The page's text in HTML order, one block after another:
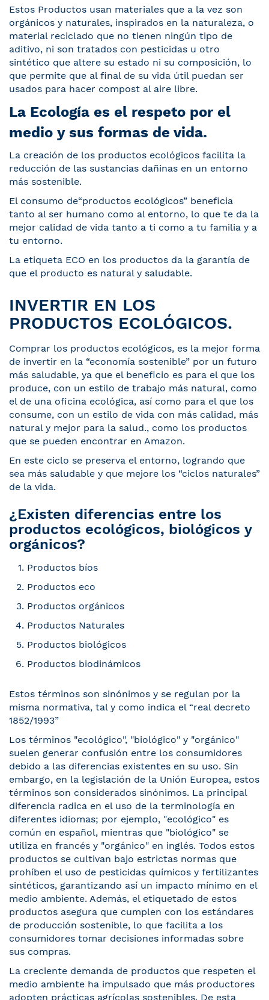
Estos Productos usan materiales que a la vez son
orgánicos y naturales, inspirados en la naturaleza, o
material reciclado que no tienen ningún tipo de
aditivo, ni son tratados con pesticidas u otro
sintético que altere su estado ni su composición, lo
que permite que al final de su vida útil puedan ser
usados para hacer compost al aire libre.
La Ecología es el respeto por el
medio y sus formas de vida.
La creación de los productos ecológicos facilita la
reducción de las sustancias dañinas en un entorno
más sostenible.
El consumo de“productos ecológicos” beneficia
tanto al ser humano como al entorno, lo que te da la
mejor calidad de vida tanto a ti como a tu familia y a
tu entorno.
La etiqueta ECO en los productos da la garantía de
que el producto es natural y saludable.
INVERTIR EN LOS
PRODUCTOS ECOLÓGICOS.
Comprar los productos ecológicos, es la mejor forma
de invertir en la “economía sostenible” por un futuro
más saludable, ya que el beneficio es para el que los
produce, con un estilo de trabajo más natural, como
el de una oficina ecológica, así como para el que los
consume, con un estilo de vida con más calidad, más
natural y mejor para la salud., como los productos
que se pueden encontrar en Amazon.
En este ciclo se preserva el entorno, logrando que
sea más saludable y que mejore los “ciclos naturales”
de la vida.
¿Existen diferencias entre los
productos ecológicos, biológicos y
orgánicos?
Productos bíos
Productos eco
Productos orgánicos
Productos Naturales
Productos biológicos
Productos biodinámicos
Estos términos son sinónimos y se regulan por la
misma normativa, tal y como indica el “real decreto
1852/1993”
Los términos "ecológico", "biológico" y "orgánico"
suelen generar confusión entre los consumidores
debido a las diferencias existentes en su uso. Sin
embargo, en la legislación de la Unión Europea, estos
términos son considerados sinónimos. La principal
diferencia radica en el uso de la terminología en
diferentes idiomas; por ejemplo, "ecológico" es
común en español, mientras que "biológico" se
utiliza en francés y "orgánico" en inglés. Todos estos
productos se cultivan bajo estrictas normas que
prohíben el uso de pesticidas químicos y fertilizantes
sintéticos, garantizando así un impacto mínimo en el
medio ambiente. Además, el etiquetado de estos
productos asegura que cumplen con los estándares
de producción sostenible, lo que facilita a los
consumidores tomar decisiones informadas sobre
sus compras.
La creciente demanda de productos que respeten el
medio ambiente ha impulsado que más productores
adopten prácticas agrícolas sostenibles. De esta